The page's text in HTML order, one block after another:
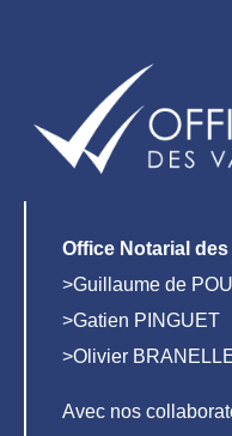
Office Notarial
>Guillaume de
>Gatien PINGUET
>Olivier
Avec nos